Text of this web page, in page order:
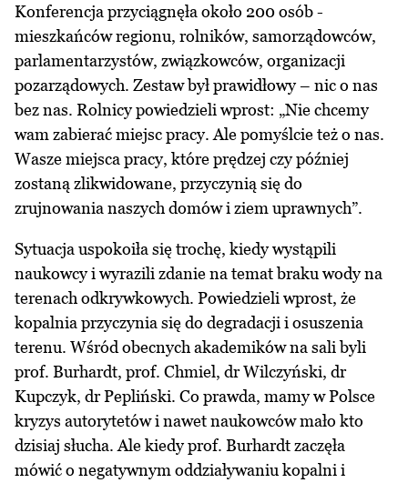
Konferencja przyciągnęła około 200 osób -
mieszkańców regionu, rolników, samorządowców,
parlamentarzystów, związkowców, organizacji
pozarządowych. Zestaw był prawidłowy – nic o nas
bez nas. Rolnicy powiedzieli wprost: „Nie chcemy
wam zabierać miejsc pracy. Ale pomyślcie też o nas.
Wasze miejsca pracy, które prędzej czy później
zostaną zlikwidowane, przyczynią się do
zrujnowania naszych domów i ziem uprawnych”.
Sytuacja uspokoiła się trochę, kiedy wystąpili
naukowcy i wyrazili zdanie na temat braku wody na
terenach odkrywkowych. Powiedzieli wprost, że
kopalnia przyczynia się do degradacji i osuszenia
terenu. Wśród obecnych akademików na sali byli
prof. Burhardt, prof. Chmiel, dr Wilczyński, dr
Kupczyk, dr Pepliński. Co prawda, mamy w Polsce
kryzys autorytetów i nawet naukowców mało kto
dzisiaj słucha. Ale kiedy prof. Burhardt zaczęła
mówić o negatywnym oddziaływaniu kopalni i